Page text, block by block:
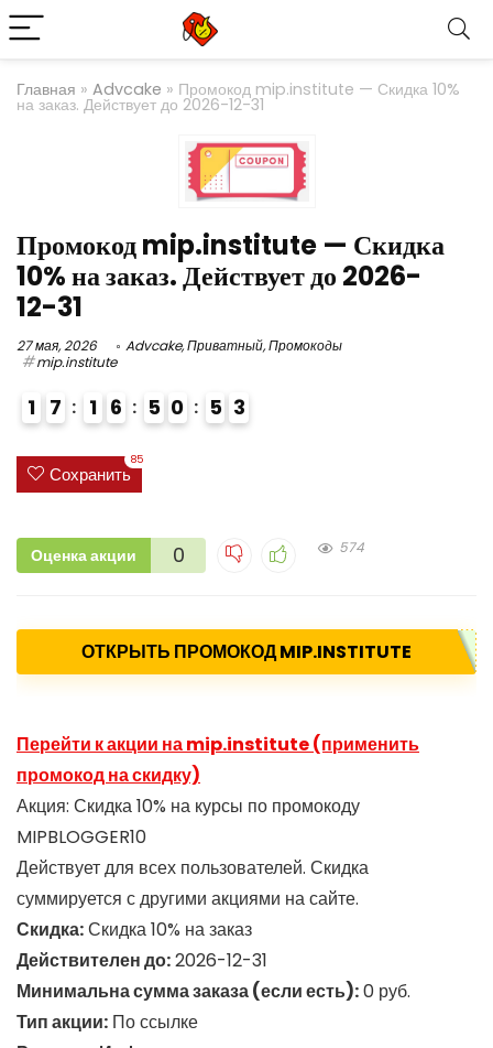
Главная » Advcake » Промокод mip.institute — Скидка 10%
на заказ. Действует до 2026-12-31
Промокод mip.institute — Скидка
10% на заказ. Действует до 2026-
12-31
27 мая, 2026 Advcake,Приватный,Промокоды
mip.institute
1 7 1 6 5 0 5 2
3
Сохранить
85
Оценка акции 0 574
ОТКРЫТЬ ПРОМОКОД MIP.INSTITUTE
Перейти к акции на mip.institute (применить
промокод на скидку)
Акция: Скидка 10% на курсы по промокоду
MIPBLOGGER10
Действует для всех пользователей. Скидка
суммируется с другими акциями на сайте.
Скидка:Скидка 10% на заказ
Действителен до:2026-12-31
Минимальна сумма заказа (если есть):0 руб.
Тип акции: По ссылке